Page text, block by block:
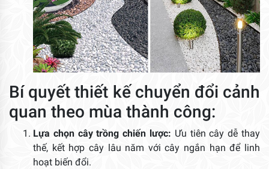
Bí quyết thiết kế chuyển đổi cảnh
quan theo mùa thành công:
Lựa chọn cây trồng chiến lược: Ưu tiên cây dễ thay
thế, kết hợp cây lâu năm với cây ngắn hạn để linh
hoạt biến đổi.